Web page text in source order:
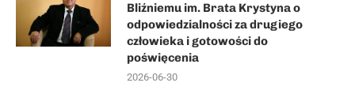
Bliźniemu im. Brata Krystyna o
odpowiedzialności za drugiego
człowieka i gotowości do
poświęcenia
2026-06-30